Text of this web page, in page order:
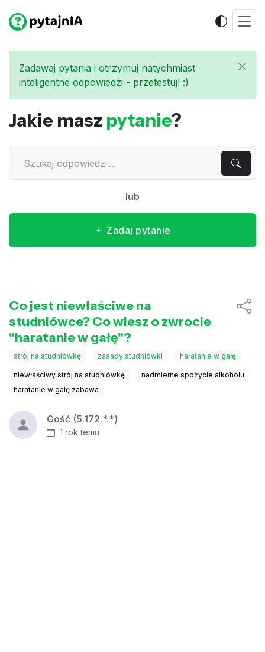
Zadawaj pytania i otrzymuj natychmiast
inteligentne odpowiedzi - przetestuj! :)
Jakie masz pytanie?
lub
Zadaj pytanie
Co jest niewłaściwe na
studniówce? Co wiesz o zwrocie
"haratanie w gałę"?
strój na studniówkę zasady studniówki haratanie w gałę
niewłaściwy strój na studniówkę
nadmierne spożycie alkoholu
haratanie w gałę zabawa
Gość (5.172.*.*)
1 rok temu